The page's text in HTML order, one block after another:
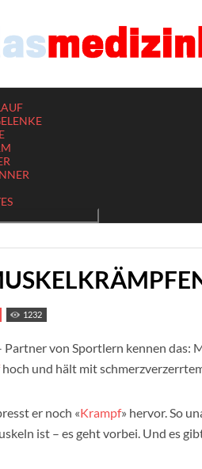
1232
Partner von Sportlern kennen das:
hoch und hält mit
er noch «Krampf» hervor. So
ist – es geht vorbei. Und es